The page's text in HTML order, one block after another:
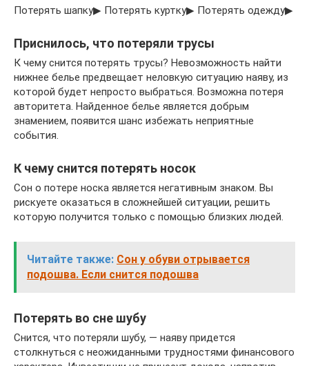
Потерять шапку▶ Потерять куртку▶ Потерять одежду▶
Приснилось, что потеряли трусы
К чему снится потерять трусы? Невозможность найти
нижнее белье предвещает неловкую ситуацию наяву, из
которой будет непросто выбраться. Возможна потеря
авторитета. Найденное белье является добрым
знамением, появится шанс избежать неприятные
события.
К чему снится потерять носок
Сон о потере носка является негативным знаком. Вы
рискуете оказаться в сложнейшей ситуации, решить
которую получится только с помощью близких людей.
Читайте также: Сон у обуви отрывается
подошва. Если снится подошва
Потерять во сне шубу
Снится, что потеряли шубу, — наяву придется
столкнуться с неожиданными трудностями финансового